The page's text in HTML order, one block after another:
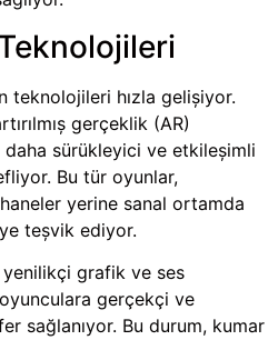
teknolojileri hızla gelişiyor.
gerçeklik (AR)
daha sürükleyici ve etkileşimli
Bu tür oyunlar,
yerine sanal ortamda
teşvik ediyor.
yenilikçi grafik ve ses
gerçekçi ve
sağlanıyor. Bu durum, kumar